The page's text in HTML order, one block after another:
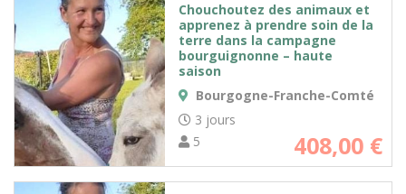
Chouchoutez des animaux et
apprenez à prendre soin de la
terre dans la campagne
bourguignonne – haute
saison
Bourgogne-Franche-Comté
3 jours
5
408,00 €